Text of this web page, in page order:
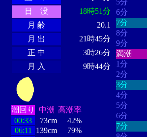
日 没
18時51分
月 齢
20.1
月 出
21時45分
正 中
3時26分
月 入
9時44分
潮回り 中潮 高潮率
00:33
73cm
42%
06:11
139cm
79%
5分
6分
7分
8分
9分
満潮
1分
2分
3分
4分
5分
6分
7分